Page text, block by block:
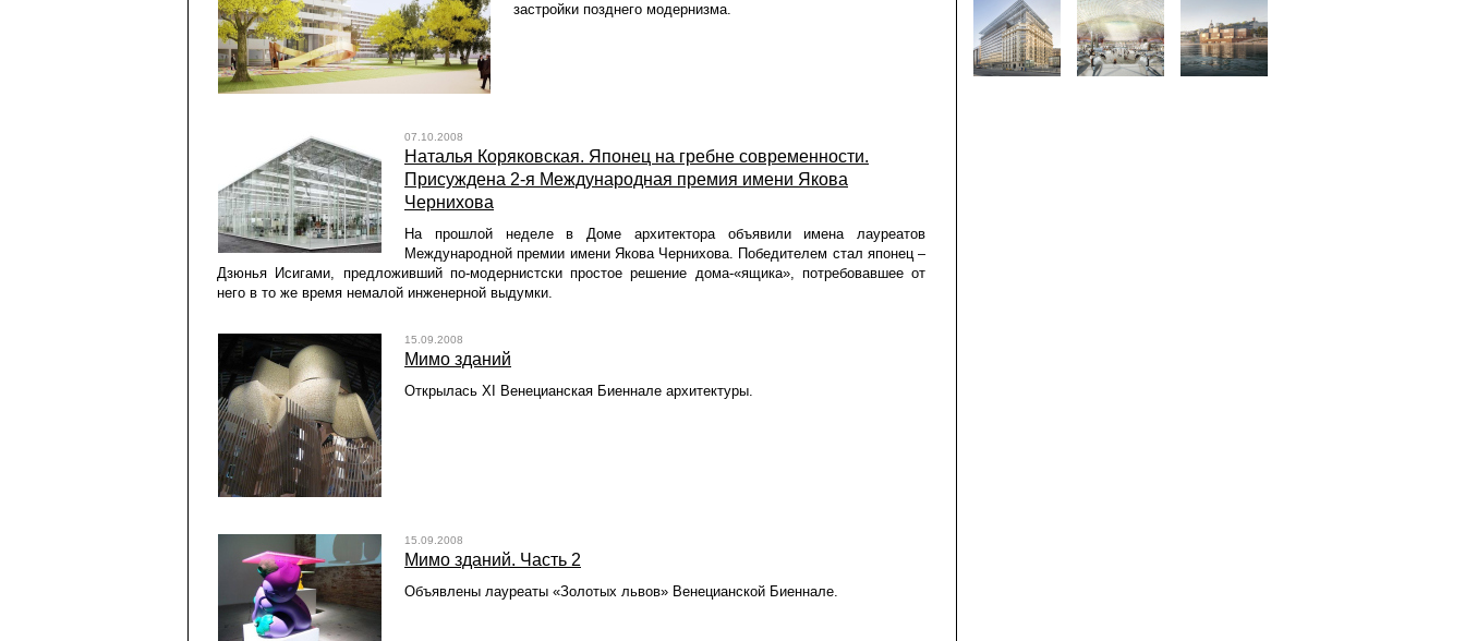
застройки позднего модернизма.
07.10.2008
Наталья Коряковская. Японец на гребне современности.
Присуждена 2-я Международная премия имени Якова
Чернихова
На прошлой неделе в Доме архитектора объявили имена лауреатов
Международной премии имени Якова Чернихова. Победителем стал японец –
Дзюнья Исигами, предложивший по-модернистски простое решение дома-«ящика», потребовавшее от
него в то же время немалой инженерной выдумки.
15.09.2008
Мимо зданий
Открылась XI Венецианская Биеннале архитектуры.
15.09.2008
Мимо зданий. Часть 2
Объявлены лауреаты «Золотых львов» Венецианской Биеннале.